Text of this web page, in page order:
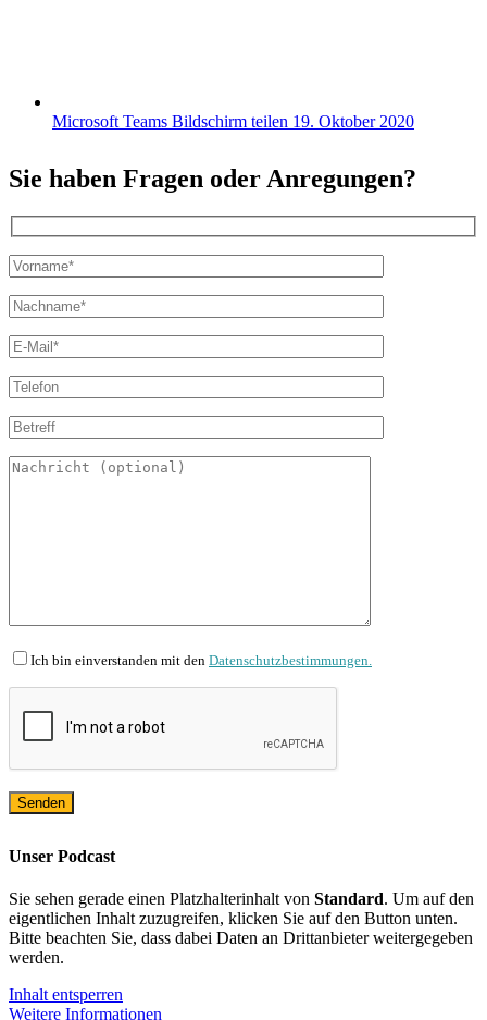
Microsoft Teams Bildschirm teilen 19. Oktober 2020
Sie haben Fragen oder Anregungen?
Ich bin einverstanden mit den Datenschutzbestimmungen.
Unser Podcast
Sie sehen gerade einen Platzhalterinhalt von Standard. Um auf den
eigentlichen Inhalt zuzugreifen, klicken Sie auf den Button unten.
Bitte beachten Sie, dass dabei Daten an Drittanbieter weitergegeben
werden.
Inhalt entsperren
Weitere Informationen